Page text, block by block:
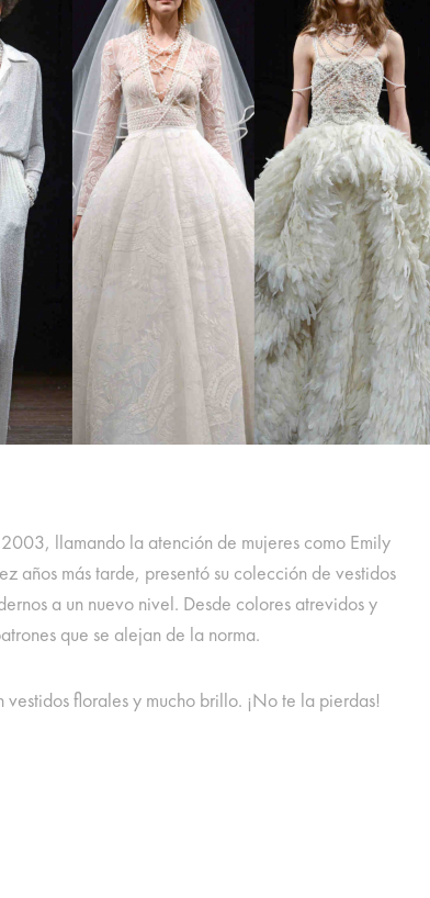
llamando la atención de mujeres como Emily
años más tarde, presentó su colección de vestidos
a un nuevo nivel. Desde colores atrevidos y
que se alejan de la norma.
florales y mucho brillo. ¡No te la pierdas!